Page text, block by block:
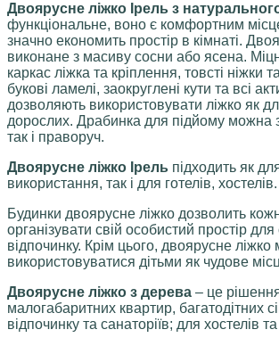
Двоярусне ліжко Ірель з
функціональне, воно є комфортним
значно економить простір в кімнаті.
виконане з масиву сосни або ясена.
каркас ліжка та кріплення, товсті ніжки
букові ламелі, заокруглені кути та всі
дозволяють використовувати ліжко як
дорослих. Драбинка для підйому можна
так і праворуч.
Двоярусне ліжко Ірель підходить як
використання, так і для готелів, хостелів.
Будинки двоярусне ліжко дозволить
організувати свій особистий простір для
відпочинку. Крім цього, двоярусне
використовуватися дітьми як чудове
Двоярусне ліжко з дерева – це
малогабаритних квартир, багатодітних
відпочинку та санаторіїв; для хостелів та